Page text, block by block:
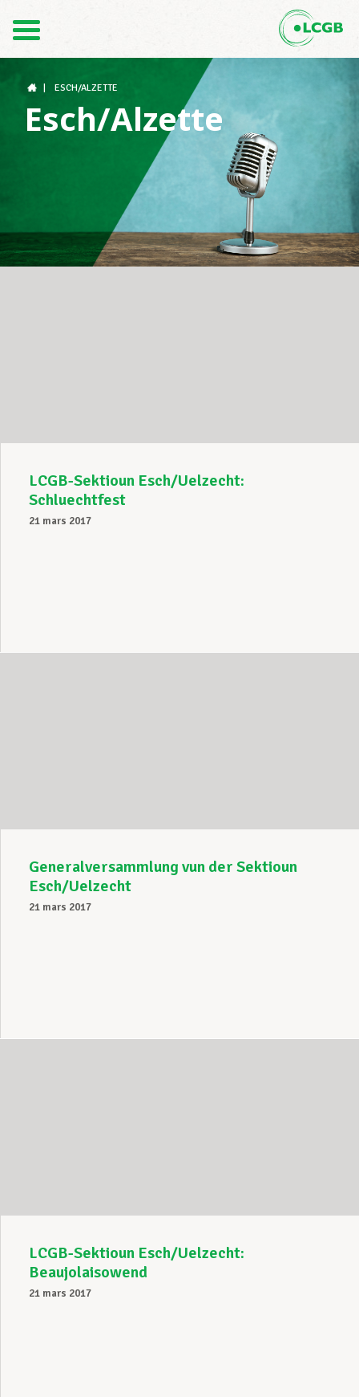
DE
Structures syndicales
Assistance au Travail
Devenir Membre
ESCH/ALZETTE
Esch/Alzette
LCGB-Sektioun Esch/Uelzecht:
Schluechtfest
21 mars 2017
Generalversammlung vun der Sektioun
Esch/Uelzecht
21 mars 2017
LCGB-Sektioun Esch/Uelzecht:
Beaujolaisowend
21 mars 2017